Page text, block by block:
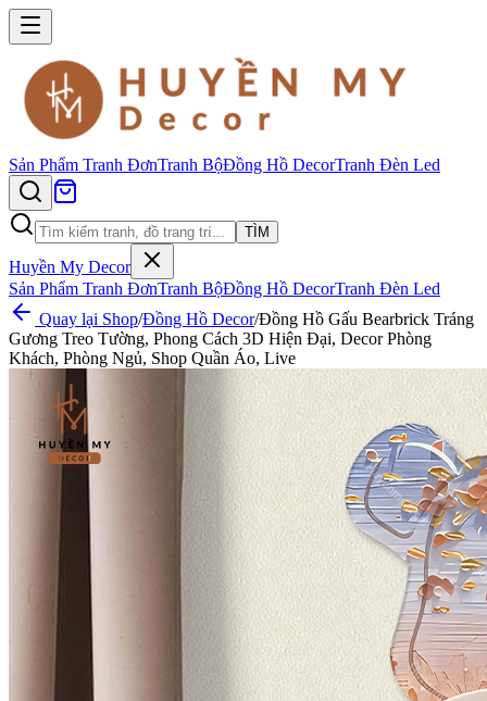
Sản Phẩm Tranh ĐơnTranh BộĐồng Hồ DecorTranh Đèn Led
TÌM
Huyền My Decor
Sản Phẩm Tranh ĐơnTranh BộĐồng Hồ DecorTranh Đèn Led
Quay lại Shop/Đồng Hồ Decor/Đồng Hồ Gấu Bearbrick Tráng
Gương Treo Tường, Phong Cách 3D Hiện Đại, Decor Phòng
Khách, Phòng Ngủ, Shop Quần Áo, Live